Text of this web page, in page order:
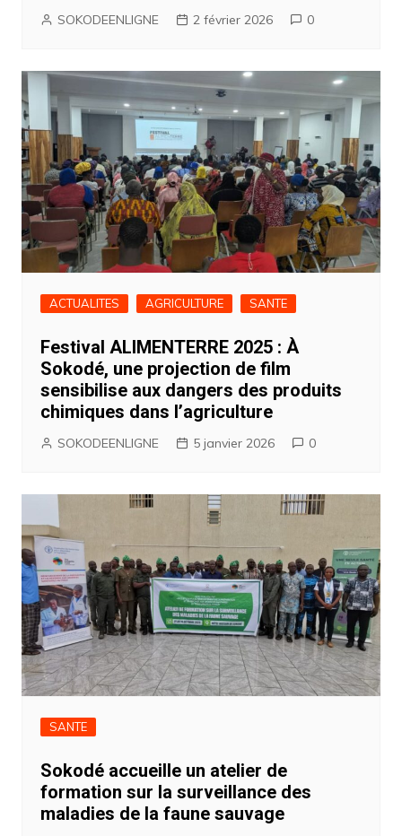
SOKODEENLIGNE 2 février 2026 0
ACTUALITES AGRICULTURE SANTE
Festival ALIMENTERRE 2025 : À
Sokodé, une projection de film
sensibilise aux dangers des produits
chimiques dans l’agriculture
SOKODEENLIGNE 5 janvier 2026 0
SANTE
Sokodé accueille un atelier de
formation sur la surveillance des
maladies de la faune sauvage